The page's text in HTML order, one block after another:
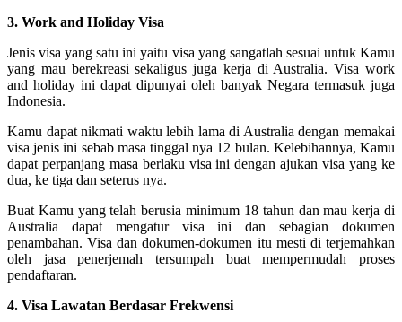
3. Work and Holiday Visa
Jenis visa yang satu ini yaitu visa yang sangatlah sesuai untuk Kamu
yang mau berekreasi sekaligus juga kerja di Australia. Visa work
and holiday ini dapat dipunyai oleh banyak Negara termasuk juga
Indonesia.
Kamu dapat nikmati waktu lebih lama di Australia dengan memakai
visa jenis ini sebab masa tinggal nya 12 bulan. Kelebihannya, Kamu
dapat perpanjang masa berlaku visa ini dengan ajukan visa yang ke
dua, ke tiga dan seterus nya.
Buat Kamu yang telah berusia minimum 18 tahun dan mau kerja di
Australia dapat mengatur visa ini dan sebagian dokumen
penambahan. Visa dan dokumen-dokumen itu mesti di terjemahkan
oleh jasa penerjemah tersumpah buat mempermudah proses
pendaftaran.
4. Visa Lawatan Berdasar Frekwensi